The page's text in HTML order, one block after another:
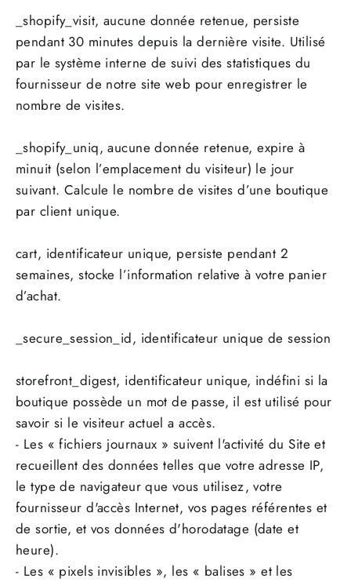
_shopify_visit, aucune donnée retenue, persiste
pendant 30 minutes depuis la dernière visite. Utilisé
par le système interne de suivi des statistiques du
fournisseur de notre site web pour enregistrer le
nombre de visites.
_shopify_uniq, aucune donnée retenue, expire à
minuit (selon l’emplacement du visiteur) le jour
suivant. Calcule le nombre de visites d’une boutique
par client unique.
cart, identificateur unique, persiste pendant 2
semaines, stocke l’information relative à votre panier
d’achat.
_secure_session_id, identificateur unique de session
storefront_digest, identificateur unique, indéfini si la
boutique possède un mot de passe, il est utilisé pour
savoir si le visiteur actuel a accès.
- Les « fichiers journaux » suivent l'activité du Site et
recueillent des données telles que votre adresse IP,
le type de navigateur que vous utilisez, votre
fournisseur d'accès Internet, vos pages référentes et
de sortie, et vos données d'horodatage (date et
heure).
- Les « pixels invisibles », les « balises » et les